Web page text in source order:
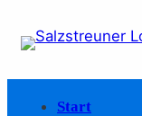
Start